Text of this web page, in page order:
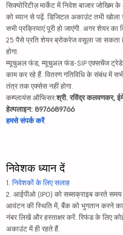
सिक्योरिटीज़ मार्केट में निवेश बाजार
को ध्यान से पढ़ें. डिजिटल अकाउंट तभी
सभी प्रक्रियाएं पूरी हो जाएंगी. अगर शेयर
25 पैसे प्रति शेयर ब्रोकरेज वसूला जा सकता है.
होगा.
म्यूचुअल फंड, म्यूचुअल फंड-SIP एक्सचेंज
काम कर रहे हैं. वितरण गतिविधि के संबंध में
तंत्र तक एक्सेस नहीं होगा.
कम्प्लायंस ऑफिसर:श्री. रविंद्र कलवणकर,
हेल्पलाइन: 8976689766
हमसे संपर्क करें
निवेशक ध्यान दें
1. निवेशकों के लिए सलाह
2. आईपीओ (IPO) को सब्सक्राइब करते समय
आवंटन की स्थिति में, बैंक को भुगतान करने
नंबर लिखें और हस्ताक्षर करें. रिफंड के लिए
अकाउंट में ही रहते हैं.